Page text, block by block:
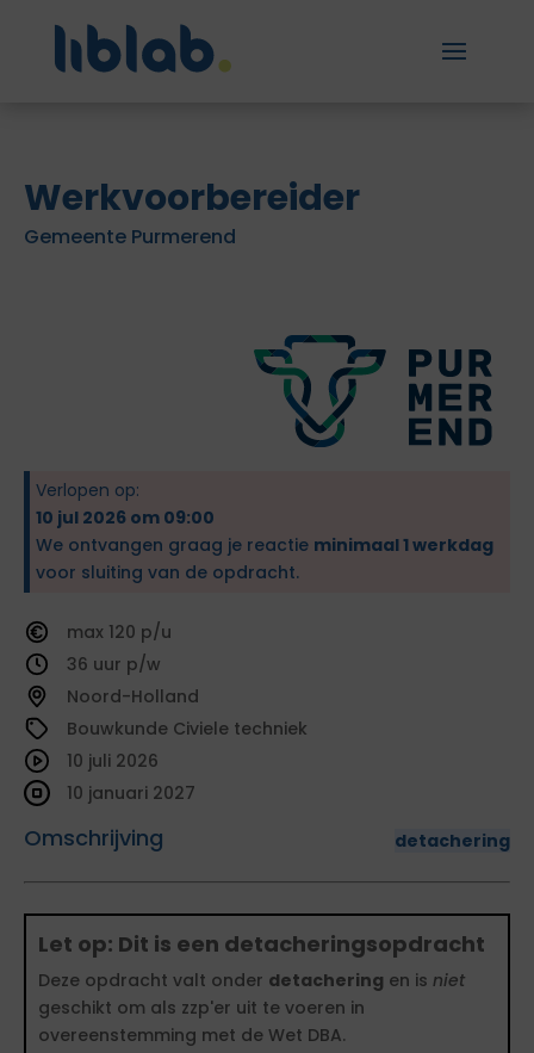
Werkvoorbereider
Gemeente Purmerend
Verlopen op:
10 jul 2026 om 09:00
We ontvangen graag je reactie minimaal 1 werkdag
voor sluiting van de opdracht.
120
36
Noord-Holland
Bouwkunde Civiele techniek
Omschrijving detachering
10 juli 2026
10 januari 2027
Let op: Dit is een detacheringsopdracht
Deze opdracht valt onder detachering en is niet
geschikt om als zzp'er uit te voeren in
overeenstemming met de Wet DBA.